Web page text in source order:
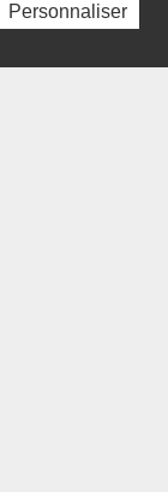
Personnaliser